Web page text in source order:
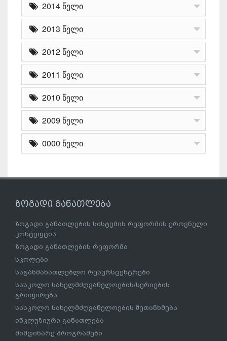
2014 წელი
2013 წელი
2012 წელი
2011 წელი
2010 წელი
2009 წელი
0000 წელი
ზოგადი განათლება
ზოგადი განათლების სისტემის რეფორმის ეროვნული
კონცეფცია
ზოგადი განათლების რეფორმა
სკოლები
საგანმანათლებლო რესურსცენტრები
სასკოლო სახელმძღვანელოების/სერიების
გრიფირება
სასკოლო სახელმძღვანელოების შეთანხმება
ინკლუზიური განათლება
მიმდინარე პროგრამები